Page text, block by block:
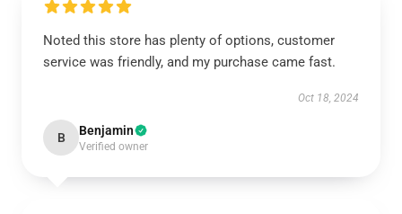
Noted this store has plenty of options, customer
service was friendly, and my purchase came fast.
Oct 18, 2024
B Benjamin
Verified owner